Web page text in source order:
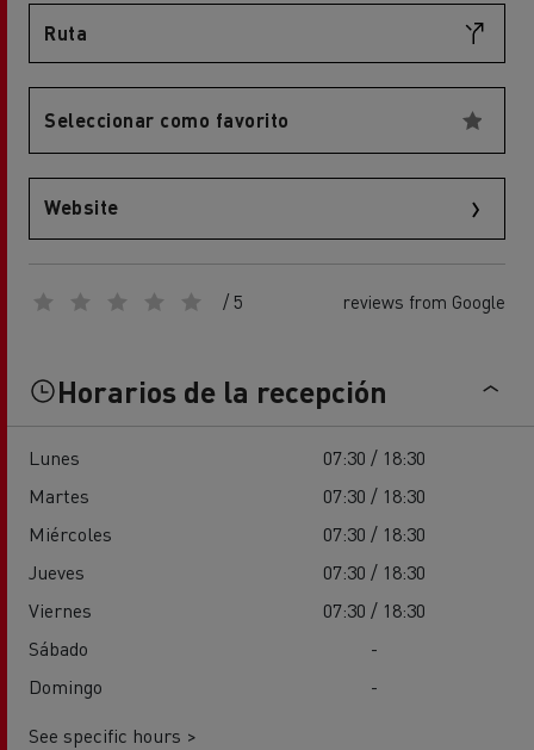
Ruta
Seleccionar como favorito
Website
/ 5 reviews from Google
Horarios de la recepción
Lunes
07:30 / 18:30
Martes
07:30 / 18:30
Miércoles
07:30 / 18:30
Jueves
07:30 / 18:30
Viernes
07:30 / 18:30
Sábado
-
Domingo
-
See specific hours >